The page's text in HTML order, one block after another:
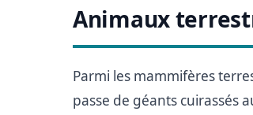
Animaux
Parmi les mammifères
passe de géants cuirassés